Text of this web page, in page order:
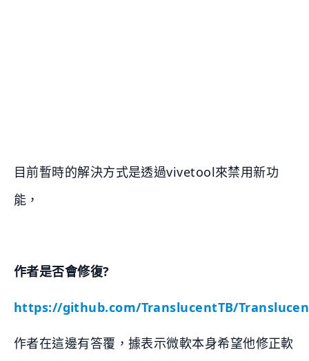
目前暫時的解決方式是透過vivetool來禁用新功
能，
作者是否會修復?
https://github.com/TranslucentTB/
作者在這邊有答覆，據表示微軟本身希望他修正軟